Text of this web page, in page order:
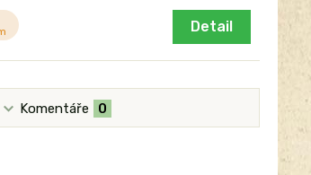
Detail
Komentáře 0